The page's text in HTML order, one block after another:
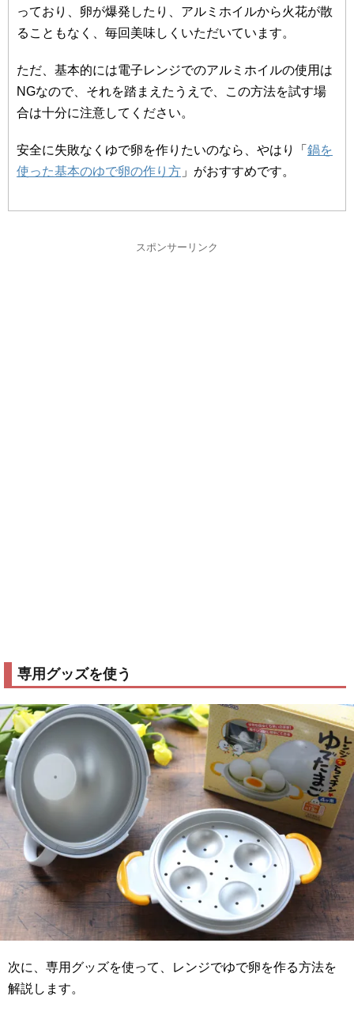
っており、卵が爆発したり、アルミホイルから火花が散
ることもなく、毎回美味しくいただいています。
ただ、基本的には電子レンジでのアルミホイルの使用は
NGなので、それを踏まえたうえで、この方法を試す場
合は十分に注意してください。
安全に失敗なくゆで卵を作りたいのなら、やはり「 鍋を
使った基本のゆで卵の作り方 」がおすすめです。
スポンサーリンク
専用グッズを使う
次に、専用グッズを使って、レンジでゆで卵を作る方法を
解説します。